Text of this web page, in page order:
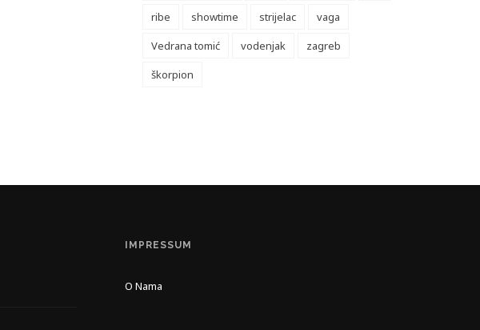
ribe
showtime strijelac
vaga
Vedrana tomić
vodenjak
zagreb
škorpion
IMPRESSUM
O Nama